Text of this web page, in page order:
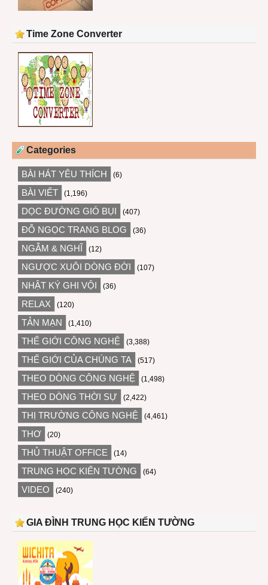
Time Zone Converter
Categories
BÀI HÁT YÊU THÍCH (6)
BÀI VIẾT (1,196)
DỌC ĐƯỜNG GIÓ BỤI (407)
ĐỖ NGỌC TRANG BLOG (36)
NGẪM & NGHĨ (12)
NGƯỢC XUÔI DÒNG ĐỜI (107)
NHẬT KÝ GHI VỘI (36)
RELAX (120)
TẢN MẠN (1,410)
THẾ GIỚI CÔNG NGHỆ (3,388)
THẾ GIỚI CỦA CHÚNG TA (517)
THEO DÒNG CÔNG NGHỆ (1,498)
THEO DÒNG THỜI SỰ (2,422)
THỊ TRƯỜNG CÔNG NGHỆ (4,461)
THƠ (20)
THỦ THUẬT OFFICE (14)
TRUNG HỌC KIẾN TƯỜNG (64)
VIDEO (240)
GIA ĐÌNH TRUNG HỌC KIẾN TƯỜNG